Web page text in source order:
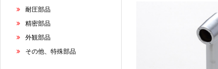
耐圧部品
精密部品
外観部品
その他、特殊部品